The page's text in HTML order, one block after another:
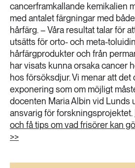
cancerframkallande kemikalien
med antalet färgningar med
hårfärg. – Våra resultat talar för
utsätts för orto- och meta-
hårfärgprodukter och från
har visats kunna orsaka cancer
hos försöksdjur. Vi menar att det
exponering som om möjligt
docenten Maria Albin vid Lunds
ansvarig för forskningsprojektet.
och få tips om vad frisörer kan
>>